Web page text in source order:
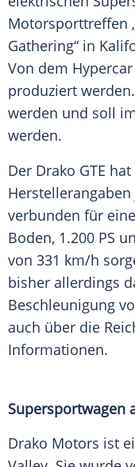
Motorsporttreffen
Gathering“ in
Von dem Hypercar
produziert
werden und soll
werden.
Der Drako GTE
verbunden für
Boden, 1.200 PS
von 331 km/h
bisher allerdings
Beschleunigung
auch über die
Informationen.
Supersportwagen
Drako Motors ist